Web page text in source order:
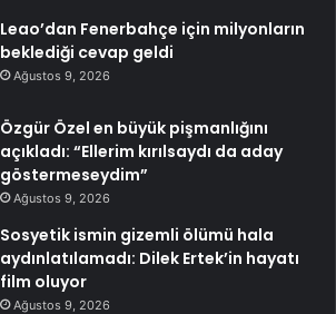
Leao’dan Fenerbahçe için milyonların
beklediği cevap geldi
Ağustos 9, 2026
Özgür Özel en büyük pişmanlığını
açıkladı: “Ellerim kırılsaydı da aday
göstermeseydim”
Ağustos 9, 2026
Sosyetik ismin gizemli ölümü hala
aydınlatılamadı: Dilek Ertek’in hayatı
film oluyor
Ağustos 9, 2026